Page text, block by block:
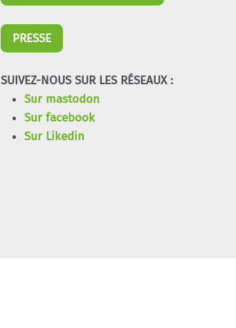
PRESSE
SUIVEZ-NOUS SUR LES RÉSEAUX :
Sur mastodon
Sur facebook
Sur Likedin